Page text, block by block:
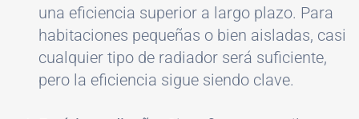
una eficiencia superior a largo plazo. Para
habitaciones pequeñas o bien aisladas, casi
cualquier tipo de radiador será suficiente,
pero la eficiencia sigue siendo clave.